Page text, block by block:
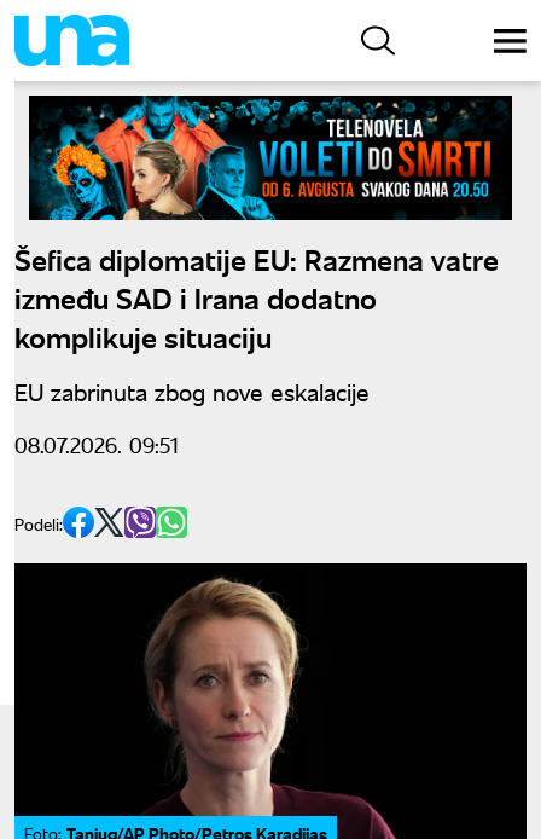
Šefica diplomatije EU: Razmena vatre
između SAD i Irana dodatno
komplikuje situaciju
EU zabrinuta zbog nove eskalacije
08.07.2026. 09:51
Podeli:
Foto: Tanjug/AP Photo/Petros Karadjias